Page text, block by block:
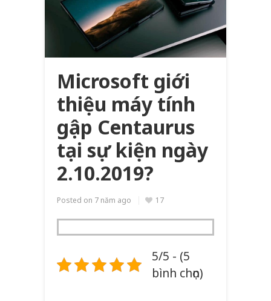
Microsoft giới
thiệu máy tính
gập Centaurus
tại sự kiện ngày
2.10.2019?
Posted on 7 năm ago 17
5/5 - (5
bình chọn)